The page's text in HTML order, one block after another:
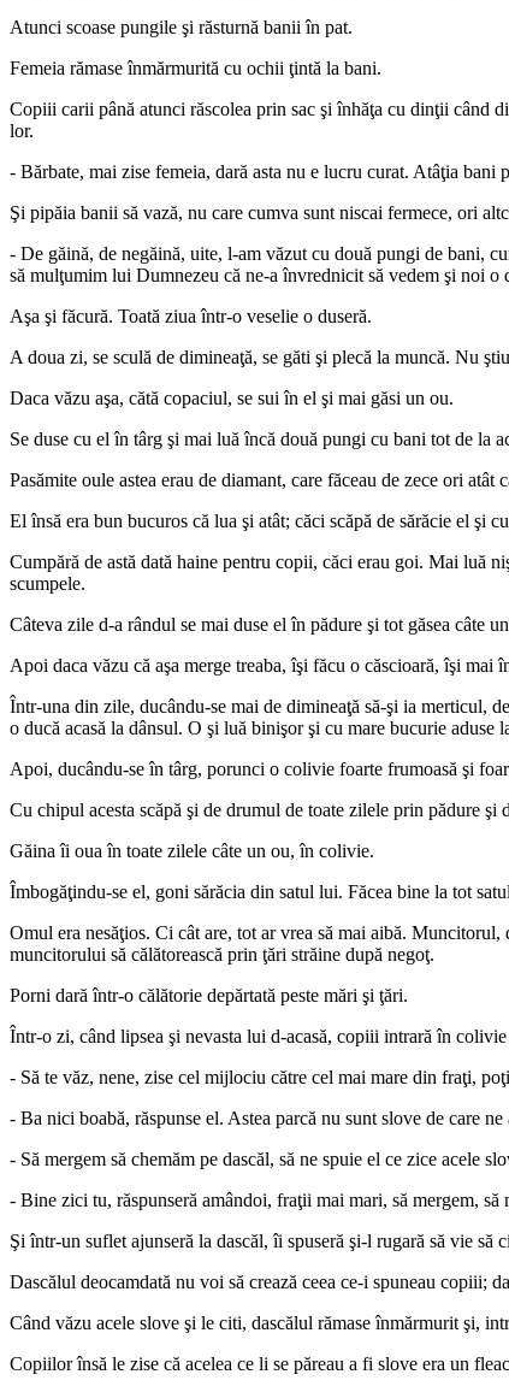
Atunci scoase pungile şi răsturnă banii în pat.
Femeia rămase înmărmurită cu ochii ţintă la bani.
Copiii carii până atunci răscolea prin sac şi înhăţa cu dinţii când
lor.
- Bărbate, mai zise femeia, dară asta nu e lucru curat. Atâţia bani
Şi pipăia banii să vază, nu care cumva sunt niscai fermece, ori
- De găină, de negăină, uite, l-am văzut cu două pungi de bani,
să mulţumim lui Dumnezeu că ne-a învrednicit să vedem şi noi o
Aşa şi făcură. Toată ziua într-o veselie o duseră.
A doua zi, se sculă de dimineaţă, se găti şi plecă la muncă. Nu
Daca văzu aşa, cătă copaciul, se sui în el şi mai găsi un ou.
Se duse cu el în târg şi mai luă încă două pungi cu bani tot de la
Pasămite oule astea erau de diamant, care făceau de zece ori atât
El însă era bun bucuros că lua şi atât; căci scăpă de sărăcie el şi
Cumpără de astă dată haine pentru copii, căci erau goi. Mai luă
scumpele.
Câteva zile d-a rândul se mai duse el în pădure şi tot găsea câte
Apoi daca văzu că aşa merge treaba, îşi făcu o căscioară, îşi
Într-una din zile, ducându-se mai de dimineaţă să-şi ia merticul,
o ducă acasă la dânsul. O şi luă binişor şi cu mare bucurie aduse
Apoi, ducându-se în târg, porunci o colivie foarte frumoasă şi
Cu chipul acesta scăpă şi de drumul de toate zilele prin pădure şi
Găina îi oua în toate zilele câte un ou, în colivie.
Îmbogăţindu-se el, goni sărăcia din satul lui. Făcea bine la tot
Omul era nesăţios. Ci cât are, tot ar vrea să mai aibă.
muncitorului să călătorească prin ţări străine după negoţ.
Porni dară într-o călătorie depărtată peste mări şi ţări.
Într-o zi, când lipsea şi nevasta lui d-acasă, copiii intrară în
- Să te văz, nene, zise cel mijlociu către cel mai mare din fraţi,
- Ba nici boabă, răspunse el. Astea parcă nu sunt slove de care ne
- Să mergem să chemăm pe dascăl, să ne spuie el ce zice acele
- Bine zici tu, răspunseră amândoi, fraţii mai mari, să mergem, să
Şi într-un suflet ajunseră la dascăl, îi spuseră şi-l rugară să vie să
Dascălul deocamdată nu voi să crează ceea ce-i spuneau copiii;
Când văzu acele slove şi le citi, dascălul rămase înmărmurit şi,
Copiilor însă le zise că acelea ce li se păreau a fi slove era un